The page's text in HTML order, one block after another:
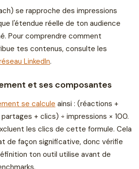
se rapproche des impressions
l'étendue réelle de ton audience
Pour comprendre comment
tes contenus, consulte les
LinkedIn.
et ses composantes
se calcule ainsi : (réactions +
+ clics) ÷ impressions × 100.
les clics de cette formule. Cela
de façon significative, donc vérifie
ton outil utilise avant de